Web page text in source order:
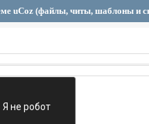
uCoz (файлы, читы, шаблоны и